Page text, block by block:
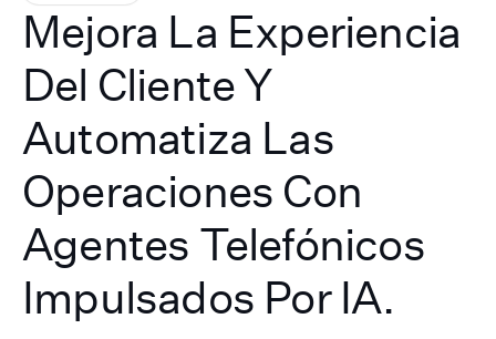
Mejora La Experiencia
Del Cliente Y
Automatiza Las
Operaciones Con
Agentes Telefónicos
Impulsados Por IA.